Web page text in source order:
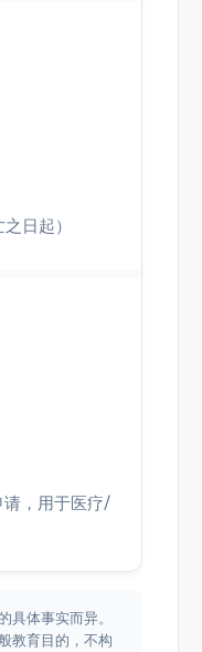
日起）
，用于医疗/
具体事实而异。
教育目的，不构